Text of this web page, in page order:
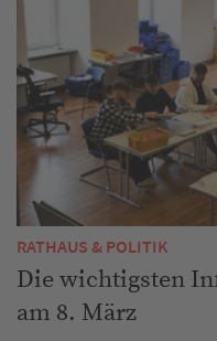
RATHAUS & POLITIK
Die wichtigsten
am 8. März